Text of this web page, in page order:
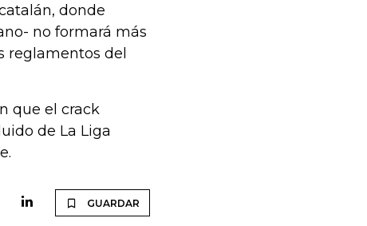
donde
no formará más
reglamentos del
que el crack
de La Liga
GUARDAR